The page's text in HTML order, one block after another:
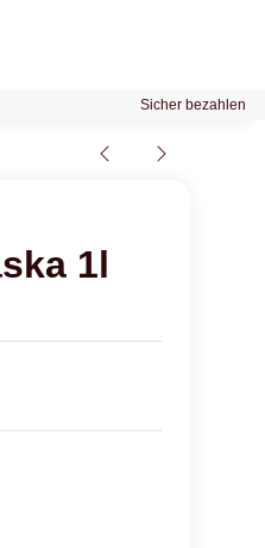
Sicher bezahlen
1l